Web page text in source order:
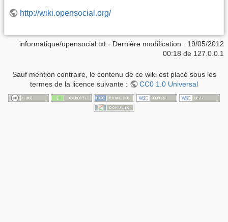
http://wiki.opensocial.org/
informatique/opensocial.txt · Dernière modification : 19/05/2012
00:18 de 127.0.0.1
Sauf mention contraire, le contenu de ce wiki est placé sous les
termes de la licence suivante :
CC0 1.0 Universal